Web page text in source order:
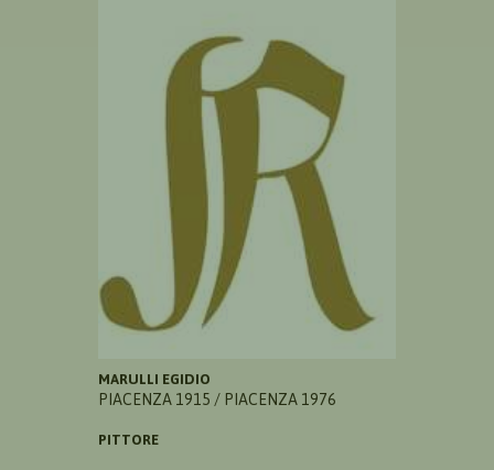
MARULLI EGIDIO
PIACENZA 1915 / PIACENZA 1976
PITTORE